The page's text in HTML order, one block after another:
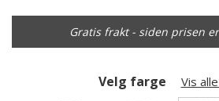
Gratis frakt - siden prisen
Velg farge Vis